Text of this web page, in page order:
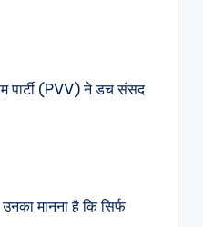
पार्टी (PVV) ने डच संसद
मानना है कि सिर्फ